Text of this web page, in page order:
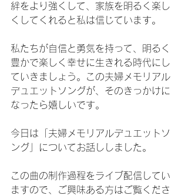
絆をより強くして、家族を明るく楽し
くしてくれると私は信じています。
私たちが自信と勇気を持って、明るく
豊かで楽しく幸せに生きれる時代にし
ていきましょう。この夫婦メモリアル
デュエットソングが、そのきっかけに
なったら嬉しいです。
今日は「夫婦メモリアルデュエットソ
ング」についてお話ししました。
この曲の制作過程をライブ配信してい
ますので、ご興味ある方はご覧くださ